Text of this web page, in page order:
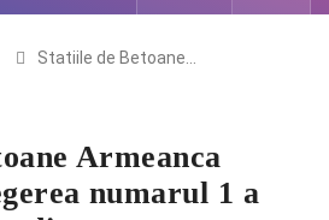
Statiile de Betoane…
Armeanca
numarul 1 a